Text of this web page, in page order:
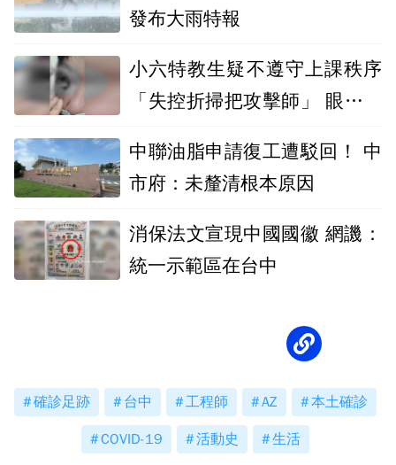
發布大雨特報
小六特教生疑不遵守上課秩序
「失控折掃把攻擊師」 眼傷臉
中聯油脂申請復工遭駁回！ 中
市府：未釐清根本原因
消保法文宣現中國國徽 網譏：
統一示範區在台中
確診足跡 台中 工程師 AZ 本土確診
COVID-19 活動史 生活